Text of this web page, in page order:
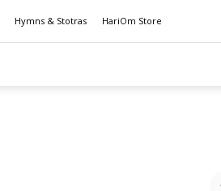
Hymns & Stotras HariOm Store